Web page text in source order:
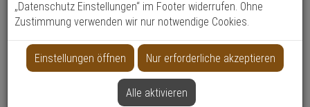
nach Richtlinien:EN 50131 Grad 2
Einsatzgebiet: Wohnraum, Flur
Steuerungsart:Sensor
Funktionen:Bewegungserkennung
12 m
Blickwinkel (horizontal):
„Datenschutz Einstellungen“ im Footer widerrufen. Ohne
Zustimmung verwenden wir nur notwendige Cookies.
Einstellungen öffnen Nur erforderliche akzeptieren
Alle aktivieren